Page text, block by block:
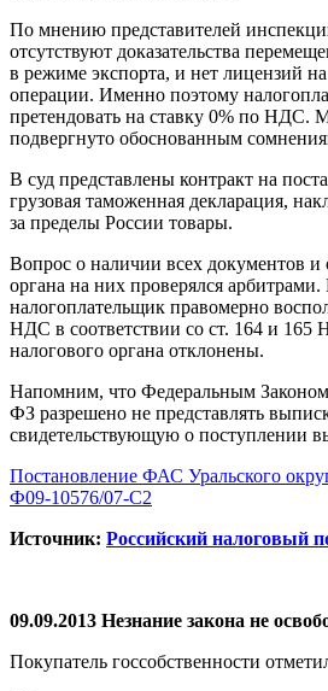
По мнению представителей
отсутствуют доказательства
в режиме экспорта, и нет лицензий
операции. Именно поэтому
претендовать на ставку 0% по НДС.
подвергнуто обоснованным
В суд представлены контракт на
грузовая таможенная декларация,
за пределы России товары.
Вопрос о наличии всех документов и
органа на них проверялся
налогоплательщик правомерно
НДС в соответствии со ст. 164 и
налогового органа отклонены.
Напомним, что Федеральным
ФЗ разрешено не представлять
свидетельствующую о поступлении
Постановление ФАС Уральского
Ф09-10576/07-С2
Источник: Российский налоговый
09.09.2013 Незнание закона не
Покупатель госсобственности